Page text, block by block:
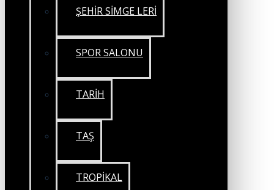
ŞEHİR SİMGE LERİ
SPOR SALONU
TARİH
TAŞ
TROPİKAL